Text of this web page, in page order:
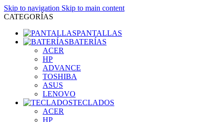
Skip to navigation Skip to main content
CATEGORÍAS
PANTALLAS
BATERÍAS
ACER
HP
ADVANCE
TOSHIBA
ASUS
LENOVO
TECLADOS
ACER
HP